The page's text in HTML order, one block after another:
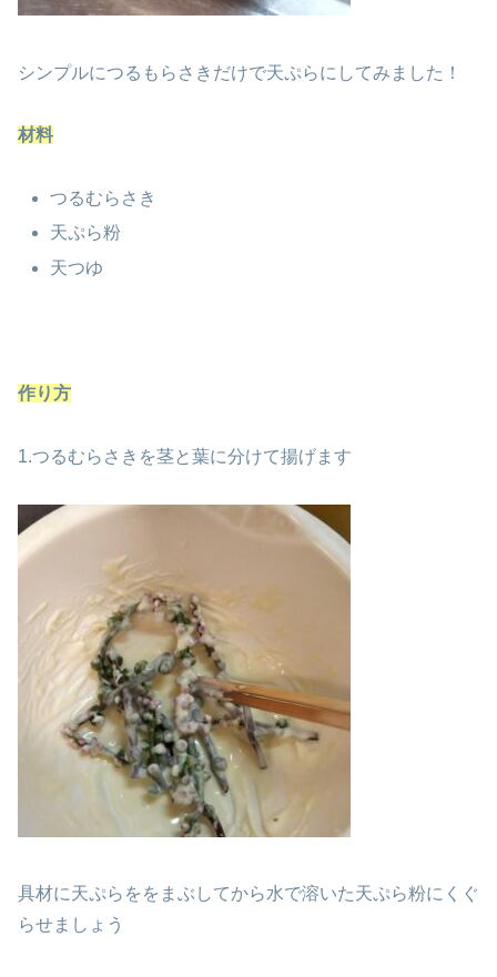
シンプルにつるもらさきだけで天ぷらにしてみました！
材料
つるむらさき
天ぷら粉
天つゆ
作り方
1.つるむらさきを茎と葉に分けて揚げます
具材に天ぷらををまぶしてから水で溶いた天ぷら粉にくぐ
らせましょう